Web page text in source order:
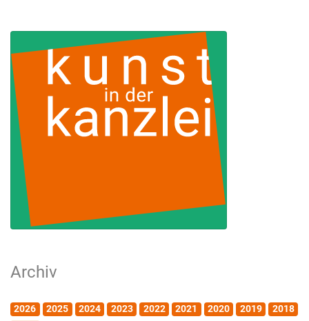
Archiv
2026 2025 2024 2023 2022 2021 2020 2019
2018